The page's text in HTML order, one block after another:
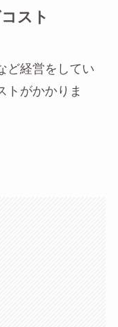
スト
ど経営をしてい
トがかかりま